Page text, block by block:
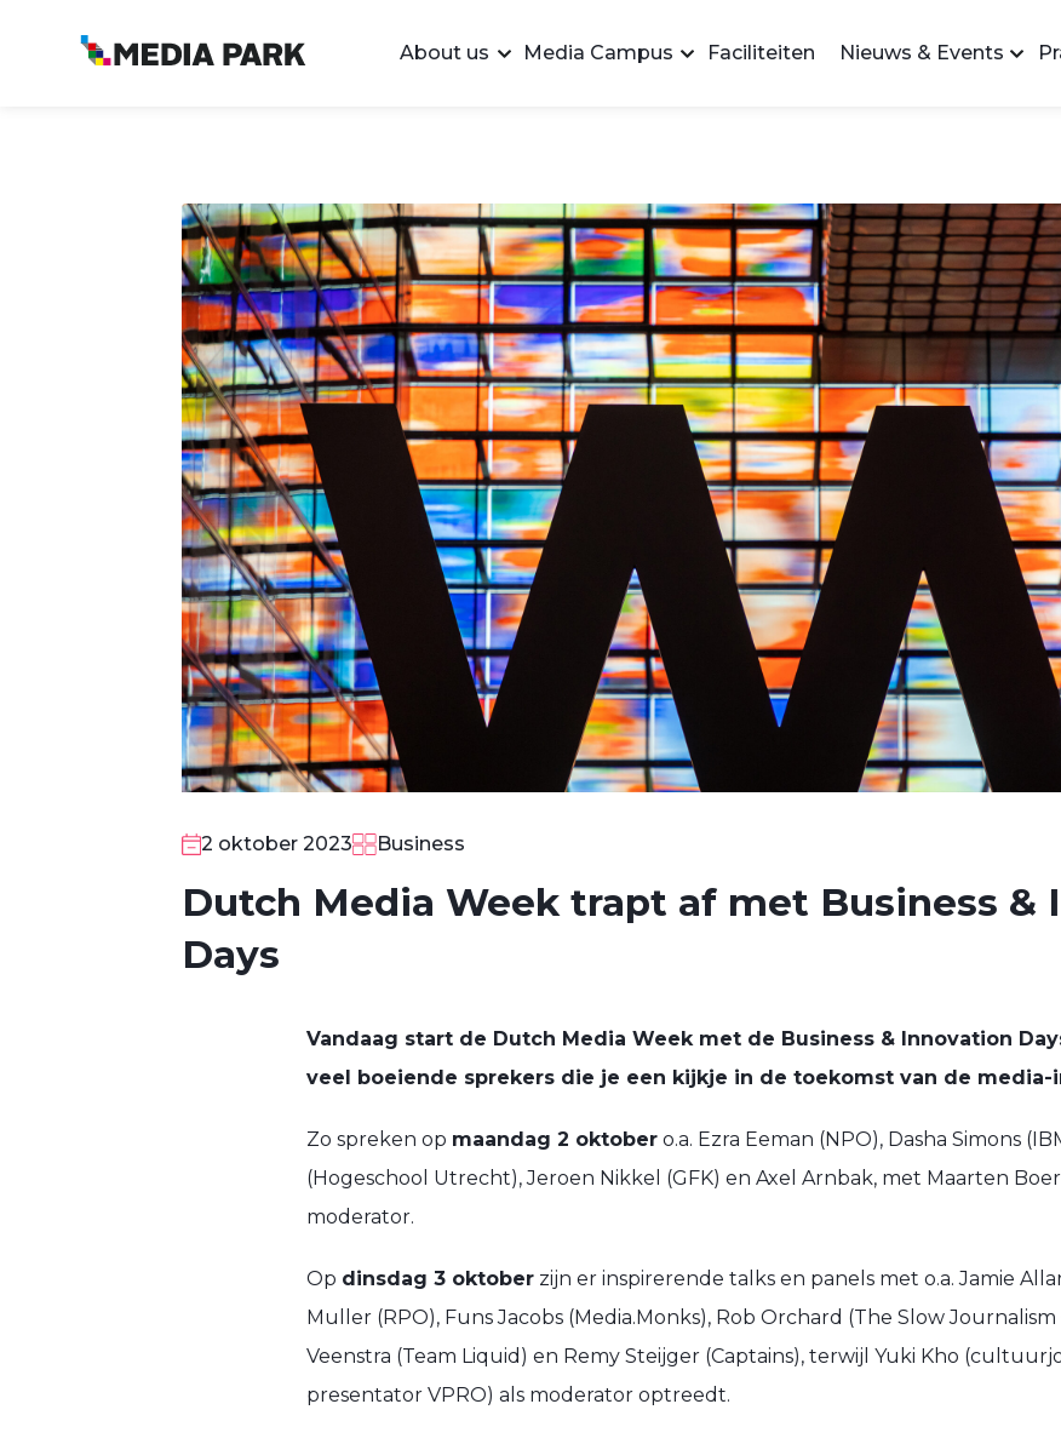
About us Media Campus Faciliteiten Nieuws & Events
2 oktober 2023 Business
Dutch Media Week trapt af met Business &
Days
Vandaag start de Dutch Media Week met de Business & Innovation
veel boeiende sprekers die je een kijkje in de toekomst van de
Zo spreken op maandag 2 oktober o.a. Ezra Eeman (NPO), Dasha Simons
(Hogeschool Utrecht), Jeroen Nikkel (GFK) en Axel Arnbak, met Maarten
moderator.
Op dinsdag 3 oktober zijn er inspirerende talks en panels met o.a. Jamie
Muller (RPO), Funs Jacobs (Media.Monks), Rob Orchard (The Slow
Veenstra (Team Liquid) en Remy Steijger (Captains), terwijl Yuki Kho
presentator VPRO) als moderator optreedt.